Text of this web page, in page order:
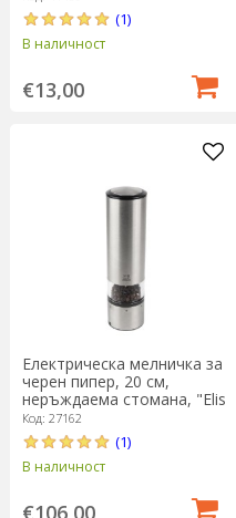
(1)
В наличност
€13,00
Електрическа мелничка за
черен пипер, 20 см,
неръждаема стомана, "Elis
U'Select" – Peugeot
Код: 27162
(1)
В наличност
€106,00